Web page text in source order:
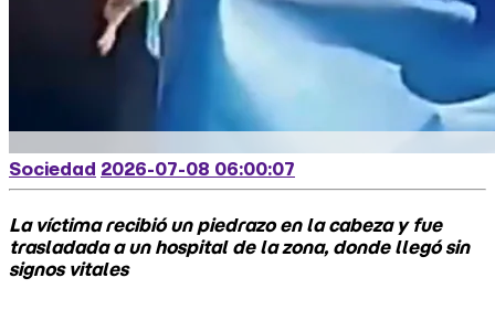
Sociedad 2026-07-08 06:00:07
La víctima recibió un piedrazo en la cabeza y fue
trasladada a un hospital de la zona, donde llegó sin
signos vitales